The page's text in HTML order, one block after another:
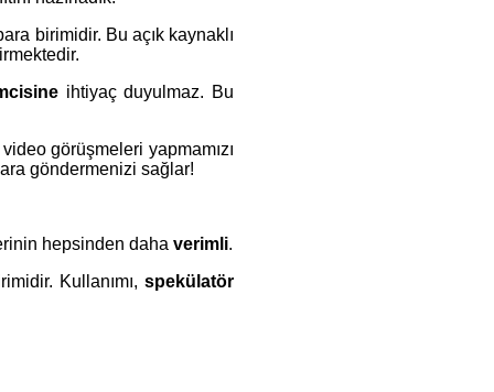
birimidir. Bu açık kaynaklı
ihtiyaç duyulmaz. Bu
görüşmeleri yapmamızı
göndermenizi sağlar!
hepsinden daha verimli.
Kullanımı, spekülatör